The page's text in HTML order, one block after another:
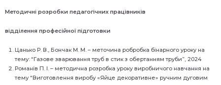
Методичні розробки педагогічних працівників
відділення професійної підготовки
Цанько Р. В., Бончак М. М. – меточина робробка бінарного уроку на
тему: “Газове зварювання труб в стик з обертанням труби”, 2024
Романів П. І. – методична розробка уроку виробничого навчання на
тему “Виготовлення виробу «Яйце декоративне» ручним дуговим